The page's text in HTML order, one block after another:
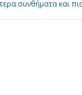
συνθήματα και